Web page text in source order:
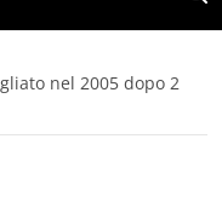
nel 2005 dopo 2